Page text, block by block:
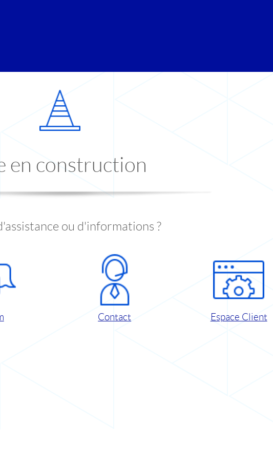
en construction
ou d'informations ?
Contact Espace Client